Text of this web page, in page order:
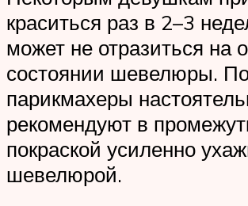
краситься раз в 2–3
может не отразиться на
состоянии шевелюры.
парикмахеры
рекомендуют в
покраской усиленно
шевелюрой.